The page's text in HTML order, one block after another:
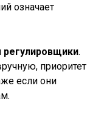
означает
регулировщики.
приоритет
если они